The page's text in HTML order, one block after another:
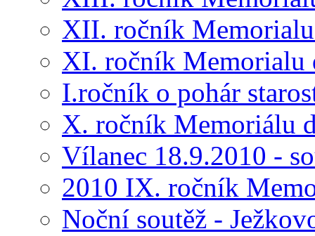
XII. ročník
XI. ročník Memorialu
I.ročník o pohár
X. ročník Memoriálu
Vílanec 18.9.2010 -
2010 IX. ročník
Noční soutěž -